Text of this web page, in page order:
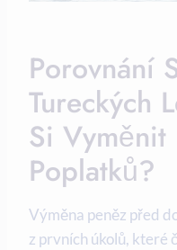
Porovnání
Tureckých
Si Vyměnit
Poplatků?
Výměna peněz před
z prvních úkolů, které